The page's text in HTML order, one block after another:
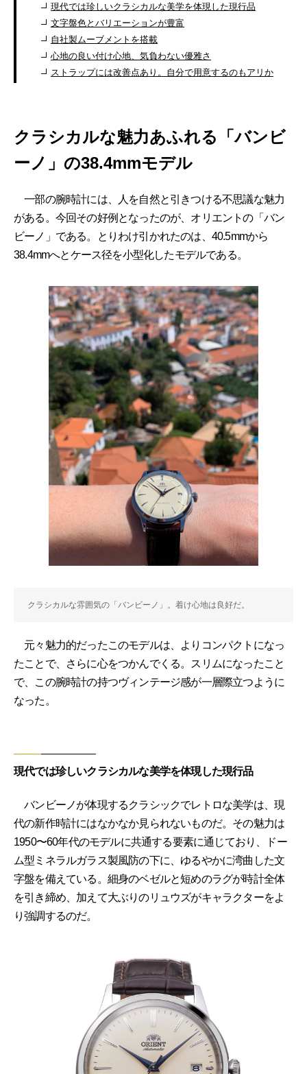
現代では珍しいクラシカルな美学を体現した現行品
文字盤色とバリエーションが豊富
自社製ムーブメントを搭載
心地の良い付け心地、気負わない優雅さ
ストラップには改善点あり。自分で用意するのもアリか
クラシカルな魅力あふれる「バンビ
ーノ」の38.4mmモデル
一部の腕時計には、人を自然と引きつける不思議な魅力
がある。今回その好例となったのが、オリエントの「バン
ビーノ」である。とりわけ引かれたのは、40.5mmから
38.4mmへとケース径を小型化したモデルである。
クラシカルな雰囲気の「バンビーノ」。着け心地は良好だ。
元々魅力的だったこのモデルは、よりコンパクトになっ
たことで、さらに心をつかんでくる。スリムになったこと
で、この腕時計の持つヴィンテージ感が一層際立つように
なった。
現代では珍しいクラシカルな美学を体現した現行品
バンビーノが体現するクラシックでレトロな美学は、現
代の新作時計にはなかなか見られないものだ。その魅力は
1950〜60年代のモデルに共通する要素に通じており、ドー
ム型ミネラルガラス製風防の下に、ゆるやかに湾曲した文
字盤を備えている。細身のベゼルと短めのラグが時計全体
を引き締め、加えて大ぶりのリュウズがキャラクターをよ
り強調するのだ。